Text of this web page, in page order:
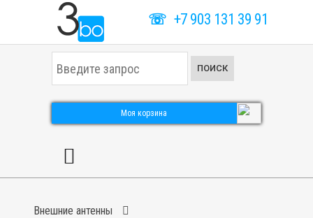
☏ +7 903 131 39 91
к
а
ь
ПОИСК
Моя корзина
Внешние антенны